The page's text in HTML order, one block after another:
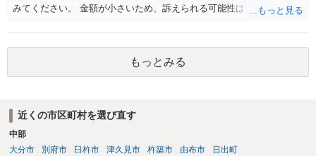
みてください。 金額が小さいため、訴えられる可能性は低いと思われ
もっとみる
近くの市区町村を選び直す
中部
大分市
別府市 臼杵市 津久見市 杵築市 由布市 日出町